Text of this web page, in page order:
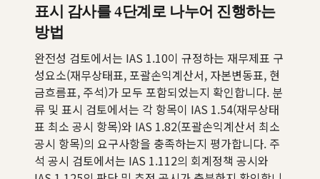
표시 감사를 4단계로 나누어 진행하는
방법
완전성 검토에서는 IAS 1.10이 규정하는 재무제표 구
성요소(재무상태표, 포괄손익계산서, 자본변동표, 현
금흐름표, 주석)가 모두 포함되었는지 확인합니다. 분
류 및 표시 검토에서는 각 항목이 IAS 1.54(재무상태
표 최소 공시 항목)와 IAS 1.82(포괄손익계산서 최소
공시 항목)의 요구사항을 충족하는지 평가합니다. 주
석 공시 검토에서는 IAS 1.112의 회계정책 공시와